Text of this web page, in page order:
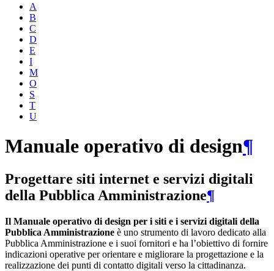
A
B
C
D
E
I
M
O
S
T
U
Manuale operativo di design¶
Progettare siti internet e servizi digitali
della Pubblica Amministrazione¶
Il Manuale operativo di design per i siti e i servizi digitali della
Pubblica Amministrazione è uno strumento di lavoro dedicato alla
Pubblica Amministrazione e i suoi fornitori e ha l’obiettivo di fornire
indicazioni operative per orientare e migliorare la progettazione e la
realizzazione dei punti di contatto digitali verso la cittadinanza.